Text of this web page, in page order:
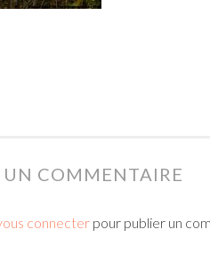
UN COMMENTAIRE
connecter pour publier un